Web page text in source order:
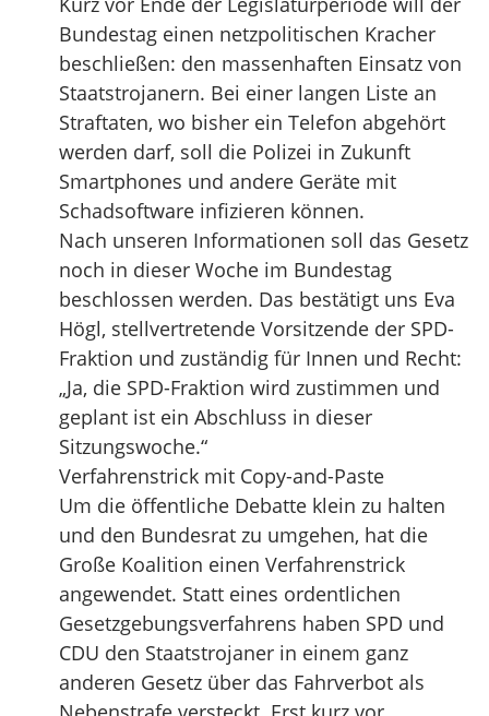
Bundestag einen netzpolitischen Kracher
beschließen: den massenhaften Einsatz von
Staatstrojanern. Bei einer langen Liste an
Straftaten, wo bisher ein Telefon abgehört
werden darf, soll die Polizei in Zukunft
Smartphones und andere Geräte mit
Schadsoftware infizieren können.
Nach unseren Informationen soll das Gesetz
noch in dieser Woche im Bundestag
beschlossen werden. Das bestätigt uns Eva
Högl, stellvertretende Vorsitzende der SPD-
Fraktion und zuständig für Innen und Recht:
„Ja, die SPD-Fraktion wird zustimmen und
geplant ist ein Abschluss in dieser
Sitzungswoche.“
Verfahrenstrick mit Copy-and-Paste
Um die öffentliche Debatte klein zu halten
und den Bundesrat zu umgehen, hat die
Große Koalition einen Verfahrenstrick
angewendet. Statt eines ordentlichen
Gesetzgebungsverfahrens haben SPD und
CDU den Staatstrojaner in einem ganz
anderen Gesetz über das Fahrverbot als